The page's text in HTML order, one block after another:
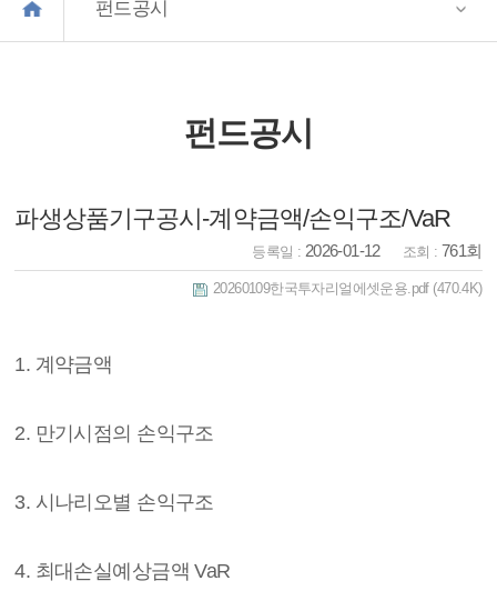
펀드공시
펀드공시
파생상품기구공시-계약금액/손익구조/VaR
등록일 : 2026-01-12 조회 : 761회
20260109한국투자리얼에셋운용.pdf(470.4K)
1. 계약금액
2. 만기시점의 손익구조
3. 시나리오별 손익구조
4. 최대손실예상금액 VaR